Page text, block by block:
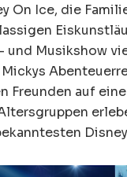
On Ice, die
und Musikshow
Freunden auf